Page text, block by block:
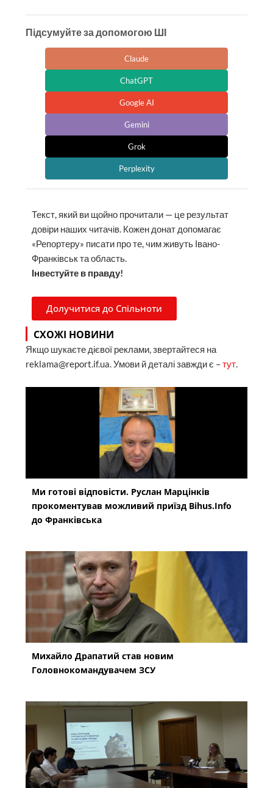
Підсумуйте за допомогою ШІ
Claude
ChatGPT
Google AI
Gemini
Grok
Perplexity
Текст, який ви щойно прочитали — це результат
довіри наших читачів. Кожен донат допомагає
«Репортеру» писати про те, чим живуть Івано-
Франківськ та область.
Інвестуйте в правду!
Долучитися до Спільноти
СХОЖІ НОВИНИ
Якщо шукаєте дієвої реклами, звертайтеся на
reklama@report.if.ua. Умови й деталі завжди є –тут.
Ми готові відповісти. Руслан Марцінків
прокоментував можливий приїзд Bihus.Info
до Франківська
Михайло Драпатий став новим
Головнокомандувачем ЗСУ